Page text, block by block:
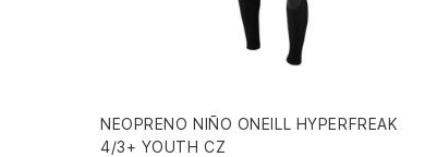
NEOPRENO NIÑO ONEILL HYPERFREAK
4/3+ YOUTH CZ